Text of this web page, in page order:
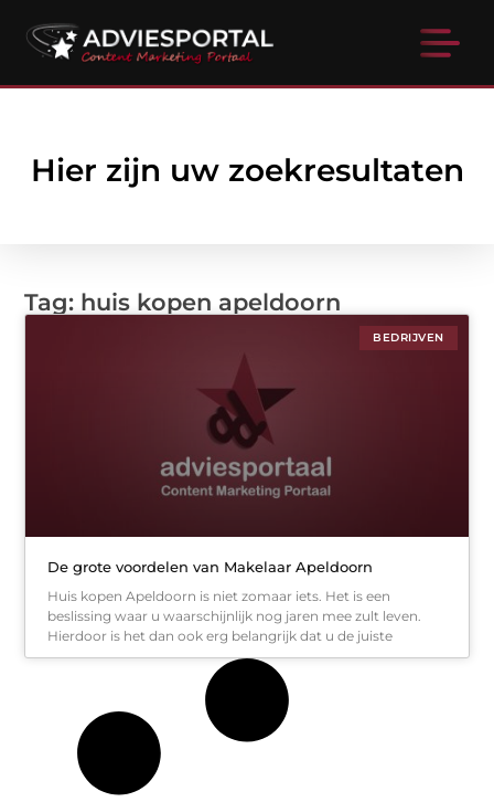
Hier zijn uw zoekresultaten
Tag: huis kopen apeldoorn
BEDRIJVEN
De grote voordelen van Makelaar Apeldoorn
Huis kopen Apeldoorn is niet zomaar iets. Het is een
beslissing waar u waarschijnlijk nog jaren mee zult leven.
Hierdoor is het dan ook erg belangrijk dat u de juiste